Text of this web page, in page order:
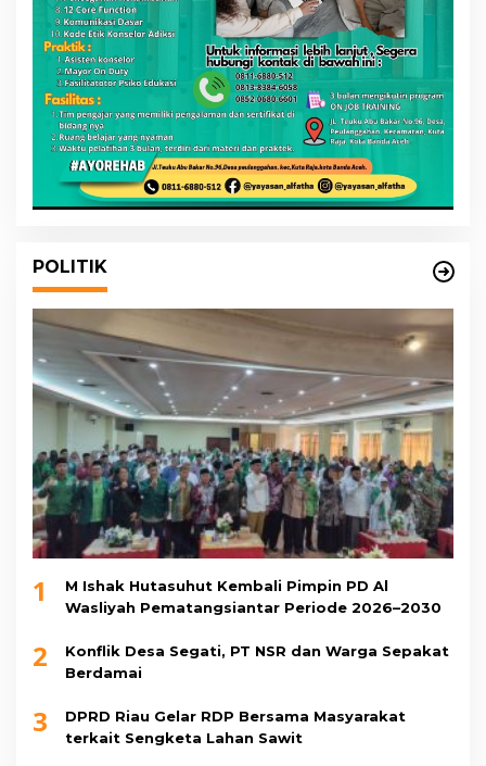
POLITIK
1
M Ishak Hutasuhut Kembali Pimpin PD Al
Wasliyah Pematangsiantar Periode 2026–2030
2
Konflik Desa Segati, PT NSR dan Warga Sepakat
Berdamai
3
DPRD Riau Gelar RDP Bersama Masyarakat
terkait Sengketa Lahan Sawit